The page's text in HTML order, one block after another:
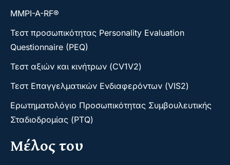
MMPI-A-RF®
Τεστ προσωπικότητας Personality Evaluation
Questionnaire (PEQ)
Τεστ αξιών και κινήτρων (CV1V2)
Τεστ Επαγγελματικών Ενδιαφερόντων (VIS2)
Ερωτηματολόγιο Προσωπικότητας Συμβουλευτικής
Σταδιοδρομίας (PTQ)
Μέλος του